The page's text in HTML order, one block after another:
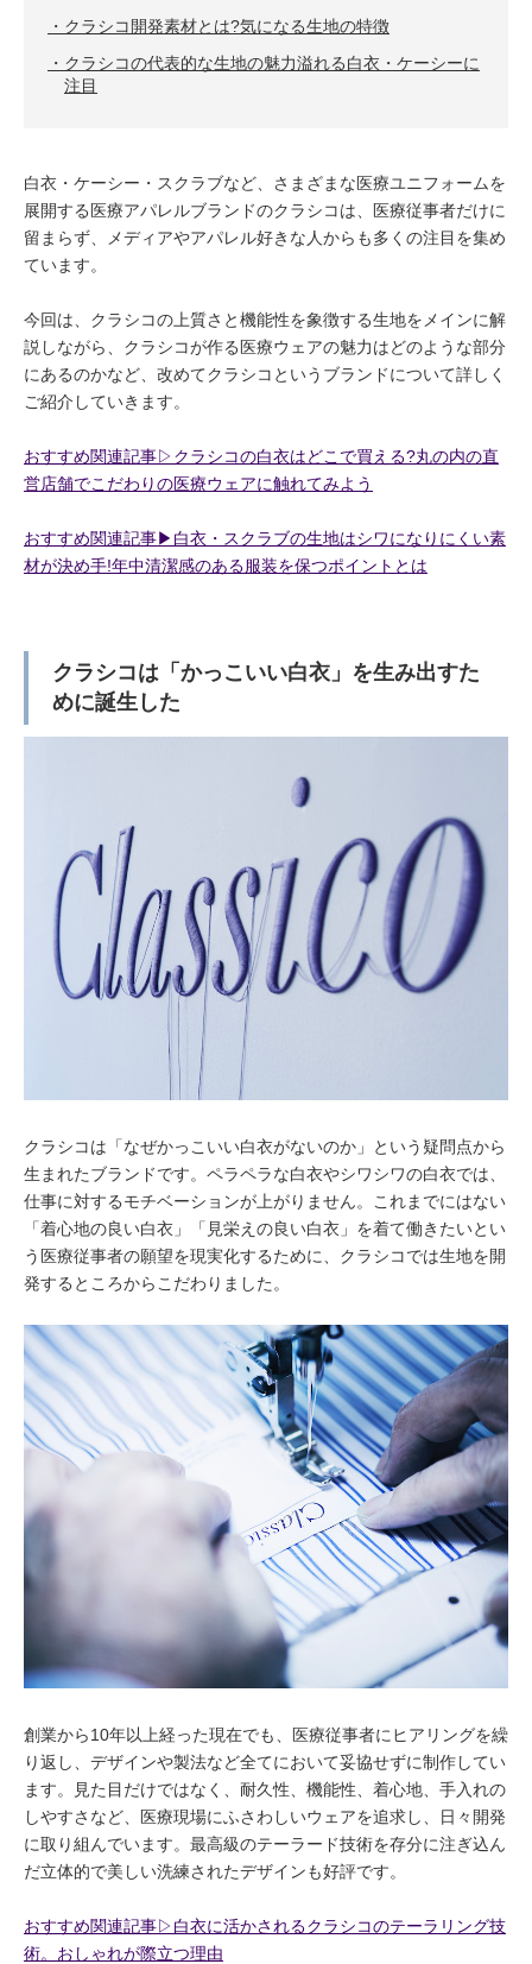
クラシコ開発素材とは?気になる生地の特徴
クラシコの代表的な生地の魅力溢れる白衣・ケーシーに
注目
白衣・ケーシー・スクラブなど、さまざまな医療ユニフォームを
展開する医療アパレルブランドのクラシコは、医療従事者だけに
留まらず、メディアやアパレル好きな人からも多くの注目を集め
ています。
今回は、クラシコの上質さと機能性を象徴する生地をメインに解
説しながら、クラシコが作る医療ウェアの魅力はどのような部分
にあるのかなど、改めてクラシコというブランドについて詳しく
ご紹介していきます。
おすすめ関連記事▷クラシコの白衣はどこで買える?丸の内の直
営店舗でこだわりの医療ウェアに触れてみよう
おすすめ関連記事▶︎白衣・スクラブの生地はシワになりにくい素
材が決め手!年中清潔感のある服装を保つポイントとは
クラシコは「かっこいい白衣」を生み出すた
めに誕生した
クラシコは「なぜかっこいい白衣がないのか」という疑問点から
生まれたブランドです。ペラペラな白衣やシワシワの白衣では、
仕事に対するモチベーションが上がりません。これまでにはない
「着心地の良い白衣」「見栄えの良い白衣」を着て働きたいとい
う医療従事者の願望を現実化するために、クラシコでは生地を開
発するところからこだわりました。
創業から10年以上経った現在でも、医療従事者にヒアリングを繰
り返し、デザインや製法など全てにおいて妥協せずに制作してい
ます。見た目だけではなく、耐久性、機能性、着心地、手入れの
しやすさなど、医療現場にふさわしいウェアを追求し、日々開発
に取り組んでいます。最高級のテーラード技術を存分に注ぎ込ん
だ立体的で美しい洗練されたデザインも好評です。
おすすめ関連記事▷白衣に活かされるクラシコのテーラリング技
術。おしゃれが際立つ理由